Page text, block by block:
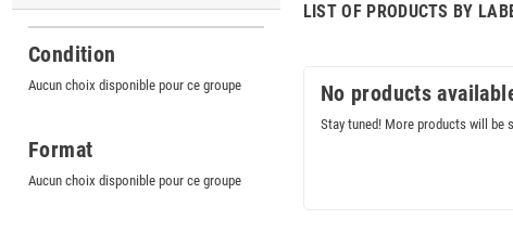
Condition
Aucun choix disponible pour ce groupe
Format
Aucun choix disponible pour ce groupe
LIST OF PRODUCTS BY
No products
Stay tuned! More products will be